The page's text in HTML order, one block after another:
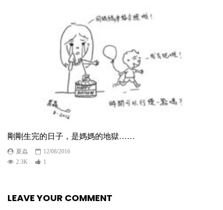
剛剛生完的日子，是媽媽的地獄……
夏蟲
12/08/2016
2.3K
1
LEAVE YOUR COMMENT